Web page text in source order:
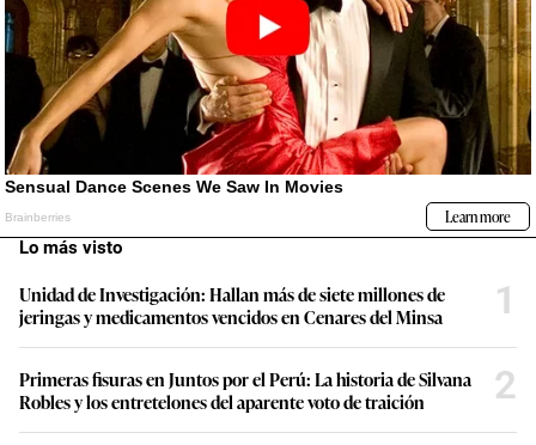
Lo más visto
Unidad de Investigación: Hallan más de siete millones de
jeringas y medicamentos vencidos en Cenares del Minsa
1
Primeras fisuras en Juntos por el Perú: La historia de Silvana
Robles y los entretelones del aparente voto de traición
2